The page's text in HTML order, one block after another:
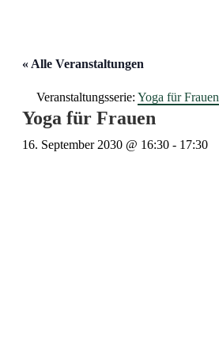
« Alle Veranstaltungen
Veranstaltungsserie: Yoga für Frauen
Yoga für Frauen
16. September 2030 @ 16:30 - 17:30